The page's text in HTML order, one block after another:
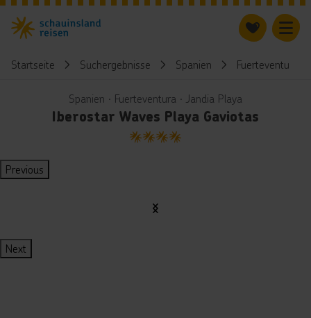
Startseite Suchergebnisse Spanien Fuerteventura
Spanien ∙ Fuerteventura ∙ Jandia Playa
Iberostar Waves Playa Gaviotas
4
Previous
Next